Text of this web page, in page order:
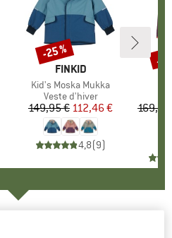
MARQUE
FINKID
Article
Kid's Moska Mukka
Product group
Veste d'hiver
Prix
149,95 € Prix réduit
112,46 €
4,8(9)
Remise
-25 %